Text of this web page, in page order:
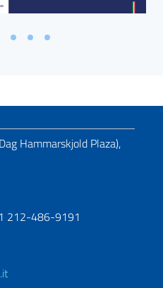
Hammarskjold Plaza),
212-486-9191